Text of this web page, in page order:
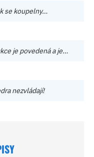
se koupelny…
je povedená a je…
nezvládají!